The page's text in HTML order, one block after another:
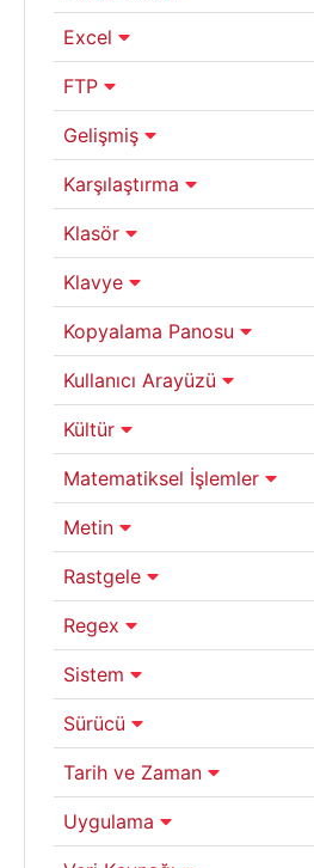
Excel
FTP
Gelişmiş
Karşılaştırma
Klasör
Klavye
Kopyalama Panosu
Kullanıcı Arayüzü
Kültür
Matematiksel İşlemler
Metin
Rastgele
Regex
Sistem
Sürücü
Tarih ve Zaman
Uygulama